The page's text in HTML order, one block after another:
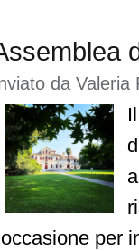
da Valeria
per